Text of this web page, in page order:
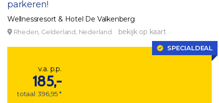
parkeren!
Wellnessresort & Hotel De Valkenberg
Rheden, Gelderland, Nederland bekijk op kaart
SPECIALDEAL
v.a. p.p.
185,-
totaal: 396,95 *